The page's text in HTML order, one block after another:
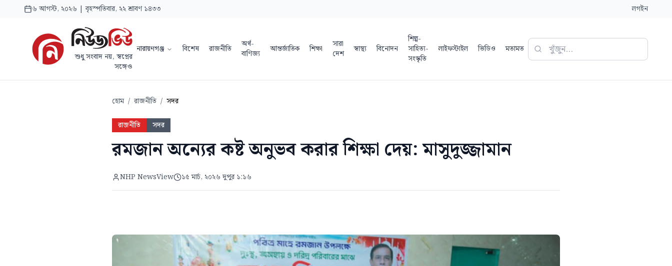
৬ আগস্ট, ২০২৬ | বৃহস্পতিবার, ২২ শ্রাবণ ১৪৩৩ লগইন
শুধু সংবাদ নয়, স্বপ্নের
সঙ্গেও
নারায়ণগঞ্জ বিশেষ রাজনীতি
অর্থ-
বাণিজ্য
আন্তর্জাতিক শিক্ষা
সারা
দেশ
স্বাস্থ্য বিনোদন
শিল্প-
সাহিত্য-
সংস্কৃতি
লাইফস্টাইল ভিডিও মতামত
হোম / রাজনীতি / সদর
রাজনীতি সদর
রমজান অন্যের কষ্ট অনুভব করার শিক্ষা দেয়: মাসুদুজ্জামান
NHP NewsView ১৫ মার্চ, ২০২৬ দুপুর ১:১৬